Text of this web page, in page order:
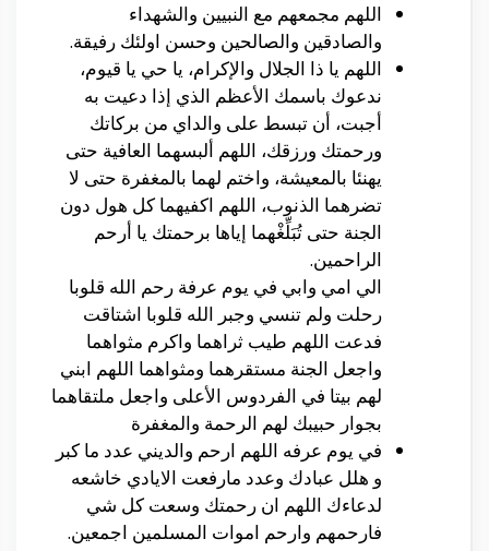
اللهم مجمعهم مع النبيين والشهداء
والصادقين والصالحين وحسن اولئك رفيقة.
اللهم يا ذا الجلال والإكرام، يا حي يا قيوم،
ندعوك باسمك الأعظم الذي إذا دعيت به
أجبت، أن تبسط على والداي من بركاتك
ورحمتك ورزقك، اللهم ألبسهما العافية حتى
يهنئا بالمعيشة، واختم لهما بالمغفرة حتى لا
تضرهما الذنوب، اللهم اكفيهما كل هول دون
الجنة حتى تُبَلِّغْهما إياها برحمتك يا أرحم
الراحمين.
الي امي وابي في يوم عرفة رحم الله قلوبا
رحلت ولم تنسي وجبر الله قلوبا اشتاقت
فدعت اللهم طيب ثراهما واكرم مثواهما
واجعل الجنة مستقرهما ومثواهما اللهم ابني
لهم بيتا في الفردوس الأعلى واجعل ملتقاهما
بجوار حبيبك لهم الرحمة والمغفرة
في يوم عرفه اللهم ارحم والديني عدد ما كبر
و هلل عبادك وعدد مارفعت الايادي خاشعه
لدعاءك اللهم ان رحمتك وسعت كل شي
فارحمهم وارحم اموات المسلمين اجمعين.